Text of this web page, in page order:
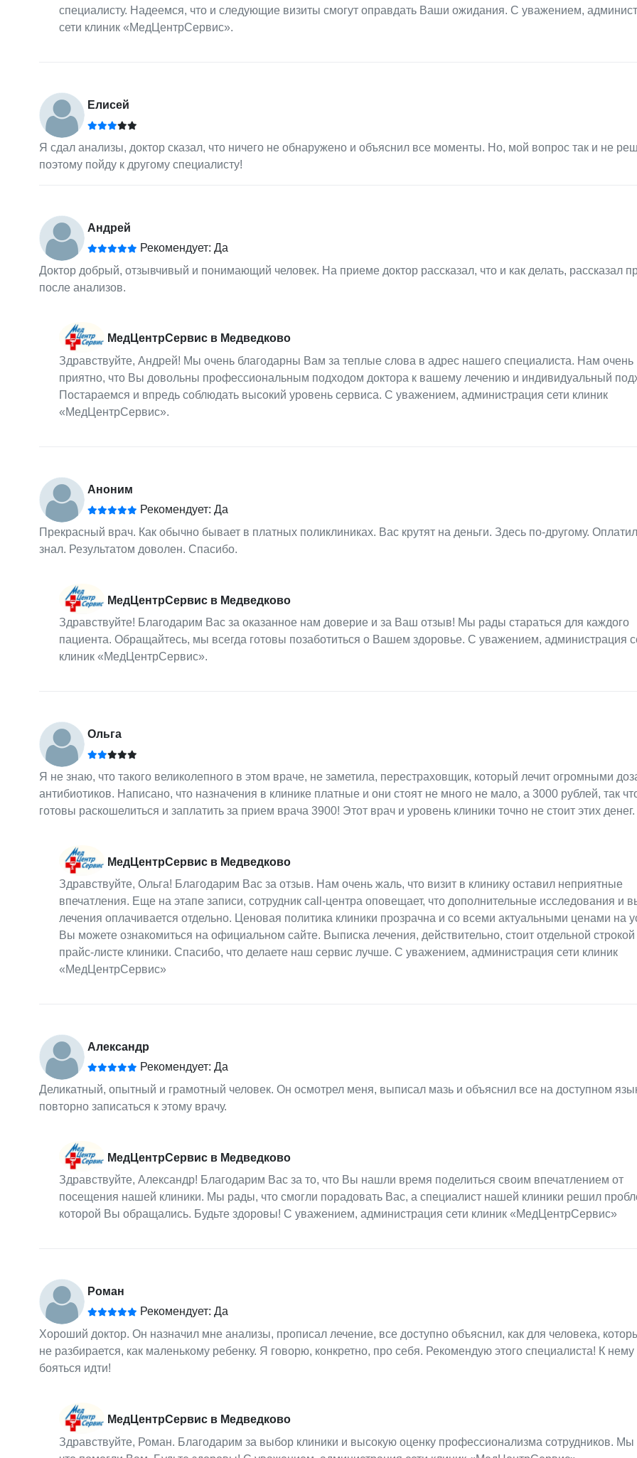
специалисту. Надеемся, что и следующие визиты смогут оправдать Ваши ожидания. С уважением,
сети клиник «МедЦентрСервис».
Елисей
Я сдал анализы, доктор сказал, что ничего не обнаружено и объяснил все моменты. Но, мой вопрос так и не
поэтому пойду к другому специалисту!
Андрей
Рекомендует: Да
Доктор добрый, отзывчивый и понимающий человек. На приеме доктор рассказал, что и как делать, рассказал
после анализов.
МедЦентрСервис в Медведково
Здравствуйте, Андрей! Мы очень благодарны Вам за теплые слова в адрес нашего специалиста. Нам очень
приятно, что Вы довольны профессиональным подходом доктора к вашему лечению и индивидуальный
Постараемся и впредь соблюдать высокий уровень сервиса. С уважением, администрация сети клиник
«МедЦентрСервис».
Аноним
Рекомендует: Да
Прекрасный врач. Как обычно бывает в платных поликлиниках. Вас крутят на деньги. Здесь по-другому. Оплатил
знал. Результатом доволен. Спасибо.
МедЦентрСервис в Медведково
Здравствуйте! Благодарим Вас за оказанное нам доверие и за Ваш отзыв! Мы рады стараться для каждого
пациента. Обращайтесь, мы всегда готовы позаботиться о Вашем здоровье. С уважением, администрация
клиник «МедЦентрСервис».
Ольга
Я не знаю, что такого великолепного в этом враче, не заметила, перестраховщик, который лечит огромными
антибиотиков. Написано, что назначения в клинике платные и они стоят не много не мало, а 3000 рублей, так
готовы раскошелиться и заплатить за прием врача 3900! Этот врач и уровень клиники точно не стоит этих денег.
МедЦентрСервис в Медведково
Здравствуйте, Ольга! Благодарим Вас за отзыв. Нам очень жаль, что визит в клинику оставил неприятные
впечатления. Еще на этапе записи, сотрудник call-центра оповещает, что дополнительные исследования и
лечения оплачивается отдельно. Ценовая политика клиники прозрачна и со всеми актуальными ценами на
Вы можете ознакомиться на официальном сайте. Выписка лечения, действительно, стоит отдельной строкой
прайс-листе клиники. Спасибо, что делаете наш сервис лучше. С уважением, администрация сети клиник
«МедЦентрСервис»
Александр
Рекомендует: Да
Деликатный, опытный и грамотный человек. Он осмотрел меня, выписал мазь и объяснил все на доступном
повторно записаться к этому врачу.
МедЦентрСервис в Медведково
Здравствуйте, Александр! Благодарим Вас за то, что Вы нашли время поделиться своим впечатлением от
посещения нашей клиники. Мы рады, что смогли порадовать Вас, а специалист нашей клиники решил
которой Вы обращались. Будьте здоровы! С уважением, администрация сети клиник «МедЦентрСервис»
Роман
Рекомендует: Да
Хороший доктор. Он назначил мне анализы, прописал лечение, все доступно объяснил, как для человека,
не разбирается, как маленькому ребенку. Я говорю, конкретно, про себя. Рекомендую этого специалиста! К
бояться идти!
МедЦентрСервис в Медведково
Здравствуйте, Роман. Благодарим за выбор клиники и высокую оценку профессионализма сотрудников.